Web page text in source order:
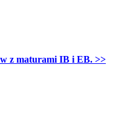
z maturami IB i EB. >>